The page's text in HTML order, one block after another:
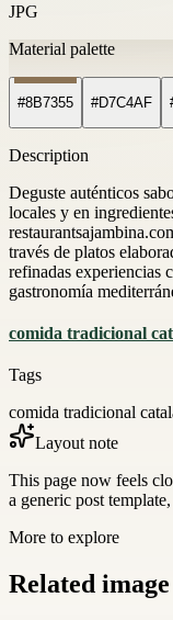
JPG
Material palette
#8B7355 #D7C4AF
Description
Deguste auténticos
locales y en
través de platos
refinadas experiencias
gastronomía
comida tradicional
Tags
comida tradicional
Layout note
This page now feels
a generic post
More to explore
Related